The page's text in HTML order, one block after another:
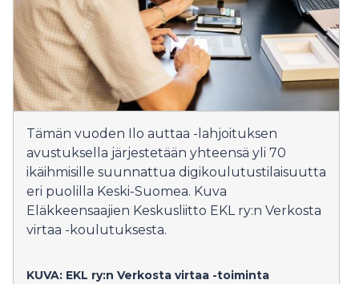
Tämän vuoden Ilo auttaa -lahjoituksen
avustuksella järjestetään yhteensä yli 70
ikäihmisille suunnattua digikoulutustilaisuutta
eri puolilla Keski-Suomea. Kuva
Eläkkeensaajien Keskusliitto EKL ry:n Verkosta
virtaa -koulutuksesta.
KUVA: EKL ry:n Verkosta virtaa -toiminta